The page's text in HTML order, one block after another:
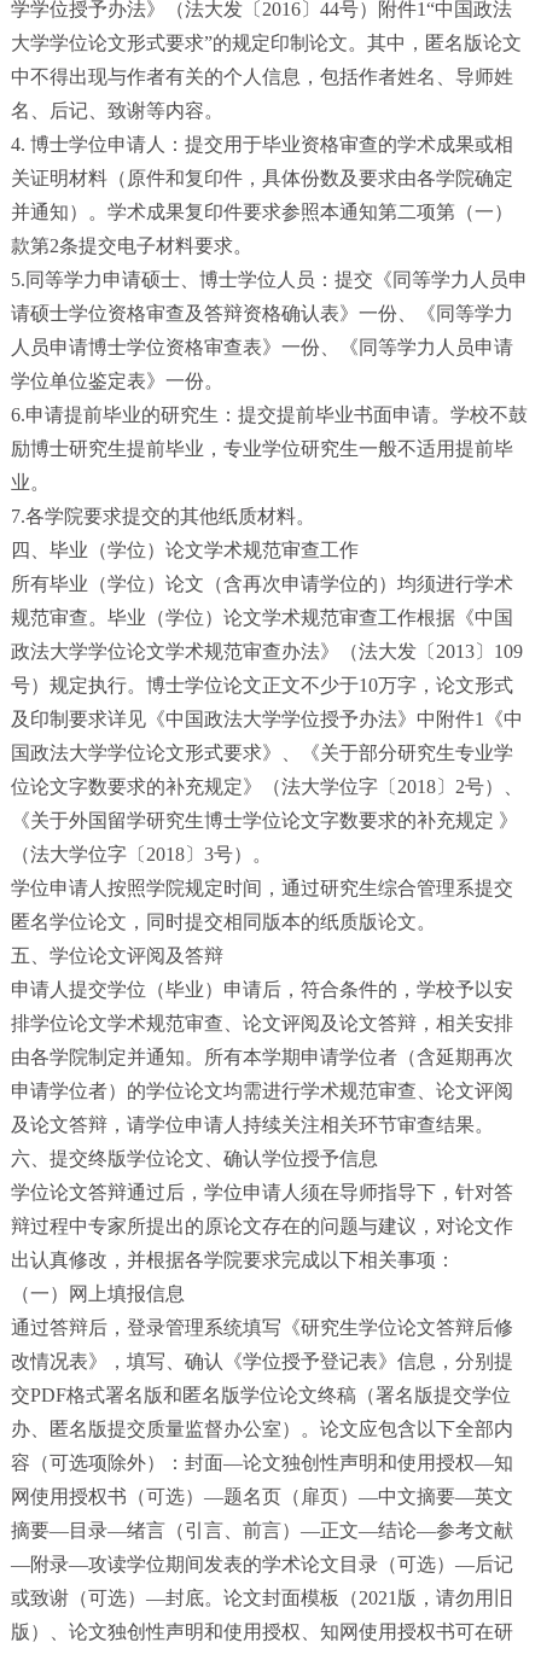
学学位授予办法》（法大发〔 2016〕 44号）附件1“中国政法
大学学位论文形式要求”的规定印制论文。其中，匿名版论文
中不得出现与作者有关的个人信息，包括作者姓名、导师姓
名、后记、致谢等内容。
4. 博士学位申请人：提交用于毕业资格审查的学术成果或相
关证明材料（原件和复印件，具体份数及要求由各学院确定
并通知）。学术成果复印件要求参照本通知第二项第（一）
款第2条提交电子材料要求。
5.同等学力申请硕士、博士学位人员：提交《同等学力人员申
请硕士学位资格审查及答辩资格确认表》一份、《同等学力
人员申请博士学位资格审查表》一份、《同等学力人员申请
学位单位鉴定表》一份。
6.申请提前毕业的研究生：提交提前毕业书面申请。学校不鼓
励博士研究生提前毕业，专业学位研究生一般不适用提前毕
业。
7.各学院要求提交的其他纸质材料。
四、毕业（学位）论文学术规范审查工作
所有毕业（学位）论文（含再次申请学位的）均须进行学术
规范审查。毕业（学位）论文学术规范审查工作根据《中国
政法大学学位论文学术规范审查办法》（法大发〔2013〕109
号）规定执行。博士学位论文正文不少于10万字，论文形式
及印制要求详见《中国政法大学学位授予办法》中附件1《中
国政法大学学位论文形式要求》、《关于部分研究生专业学
位论文字数要求的补充规定》（法大学位字〔2018〕2号）、
《关于外国留学研究生博士学位论文字数要求的补充规定 》
（法大学位字〔2018〕3号）。
学位申请人按照学院规定时间，通过研究生综合管理系提交
匿名学位论文，同时提交相同版本的纸质版论文。
五、学位论文评阅及答辩
申请人提交学位（毕业）申请后，符合条件的，学校予以安
排学位论文学术规范审查、论文评阅及论文答辩，相关安排
由各学院制定并通知。所有本学期申请学位者（含延期再次
申请学位者）的学位论文均需进行学术规范审查、论文评阅
及论文答辩，请学位申请人持续关注相关环节审查结果。
六、提交终版学位论文、确认学位授予信息
学位论文答辩通过后，学位申请人须在导师指导下，针对答
辩过程中专家所提出的原论文存在的问题与建议，对论文作
出认真修改，并根据各学院要求完成以下相关事项：
（一）网上填报信息
通过答辩后，登录管理系统填写《研究生学位论文答辩后修
改情况表》，填写、确认《学位授予登记表》信息，分别提
交PDF格式署名版和匿名版学位论文终稿（署名版提交学位
办、匿名版提交质量监督办公室）。论文应包含以下全部内
容（可选项除外）：封面—论文独创性声明和使用授权—知
网使用授权书（可选）—题名页（扉页）—中文摘要—英文
摘要—目录—绪言（引言、前言）—正文—结论—参考文献
—附录—攻读学位期间发表的学术论文目录（可选）—后记
或致谢（可选）—封底。论文封面模板（2021版，请勿用旧
版）、论文独创性声明和使用授权、知网使用授权书可在研